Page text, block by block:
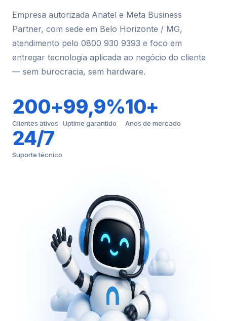
Empresa autorizada Anatel e Meta Business
Partner, com sede em Belo Horizonte / MG,
atendimento pelo 0800 930 9393 e foco em
entregar tecnologia aplicada ao negócio do cliente
— sem burocracia, sem hardware.
200+
Clientes ativos
99,9%
Uptime garantido
10+
Anos de mercado
24/7
Suporte técnico